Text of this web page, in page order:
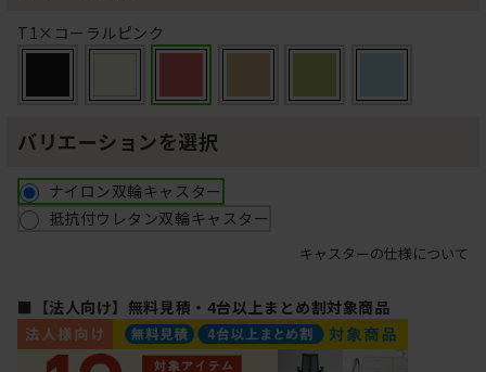
T1×コーラルピンク
バリエーションを選択
ナイロン双輪キャスター
抵抗付ウレタン双輪キャスター
キャスターの仕様について
■【法人向け】無料見積・4台以上まとめ割対象商品